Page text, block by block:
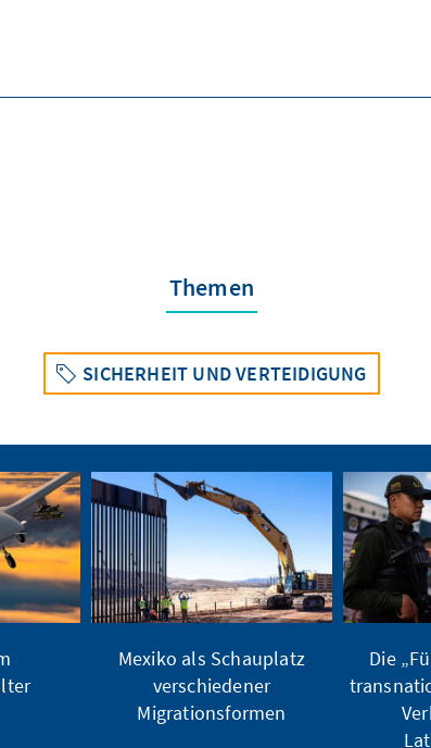
Themen
SICHERHEIT UND VERTEIDIGUNG
Mexiko als Schauplatz
verschiedener
Migrationsformen
Die